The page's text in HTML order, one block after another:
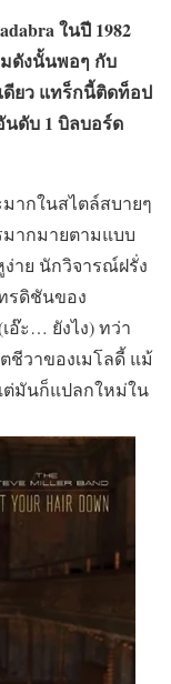
ในปี 1982
ดังนั้นพอๆ กับ
ดียว แทร็กนี้ติดท็อป
นดับ 1 บิลบอร์ด
มากในสไตล์สบายๆ
มากมายตามแบบ
ง่าย นักวิจารณ์ฝรั่ง
รดิชันของ
อ๊ะ… ยังไง) ทว่า
ชีวาของเมโลดี้ แม้
ต่มันก็แปลกใหม่ใน